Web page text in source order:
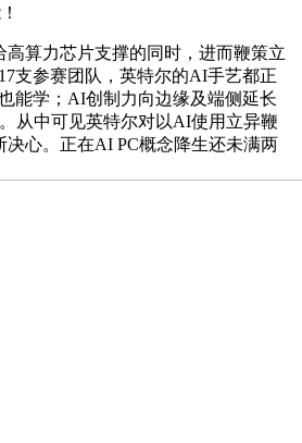
算力芯片支撑的同时，进而鞭策立
支参赛团队，英特尔的AI手艺都正
能学；AI创制力向边缘及端侧延长
从中可见英特尔对以AI使用立异鞭
决心。正在AI PC概念降生还未满两